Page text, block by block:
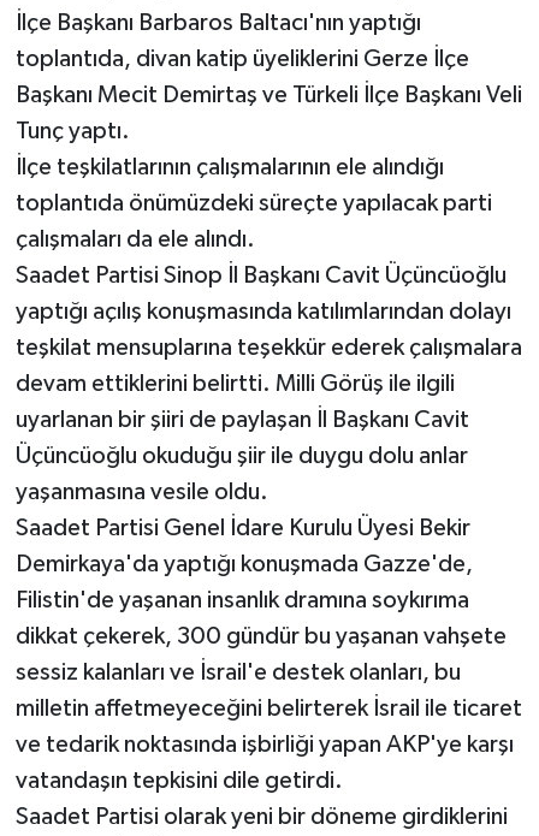
İlçe Başkanı Barbaros Baltacı'nın yaptığı
toplantıda, divan katip üyeliklerini Gerze İlçe
Başkanı Mecit Demirtaş ve Türkeli İlçe Başkanı Veli
Tunç yaptı.
İlçe teşkilatlarının çalışmalarının ele alındığı
toplantıda önümüzdeki süreçte yapılacak parti
çalışmaları da ele alındı.
Saadet Partisi Sinop İl Başkanı Cavit Üçüncüoğlu
yaptığı açılış konuşmasında katılımlarından dolayı
teşkilat mensuplarına teşekkür ederek çalışmalara
devam ettiklerini belirtti. Milli Görüş ile ilgili
uyarlanan bir şiiri de paylaşan İl Başkanı Cavit
Üçüncüoğlu okuduğu şiir ile duygu dolu anlar
yaşanmasına vesile oldu.
Saadet Partisi Genel İdare Kurulu Üyesi Bekir
Demirkaya'da yaptığı konuşmada Gazze'de,
Filistin'de yaşanan insanlık dramına soykırıma
dikkat çekerek, 300 gündür bu yaşanan vahşete
sessiz kalanları ve İsrail'e destek olanları, bu
milletin affetmeyeceğini belirterek İsrail ile ticaret
ve tedarik noktasında işbirliği yapan AKP'ye karşı
vatandaşın tepkisini dile getirdi.
Saadet Partisi olarak yeni bir döneme girdiklerini